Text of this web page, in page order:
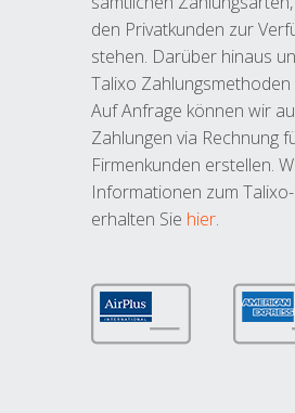
den Privatkunden zur
stehen. Darüber hinaus
Talixo Zahlungsmethoden
Auf Anfrage können wir
Zahlungen via Rechnung
Firmenkunden erstellen.
Informationen zum
erhalten Sie hier.